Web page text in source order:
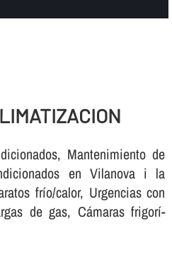
Mantenimiento de
en Vilanova i la
frí­o/calor, Urgencias con
de gas, Cámaras frigorí­